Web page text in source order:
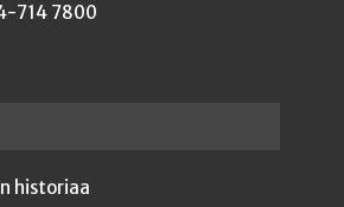
714 7800
historiaa